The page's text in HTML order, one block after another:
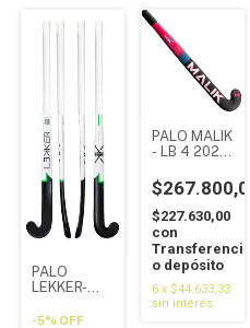
PALO
LEKKER-
50%
-5% OFF
PALO MALIK
- LB 4 2025
30%
CARBONO
$267.800,00
$227.630,00
con
Transferencia
o depósito
6 x $44.633,33
sin interés